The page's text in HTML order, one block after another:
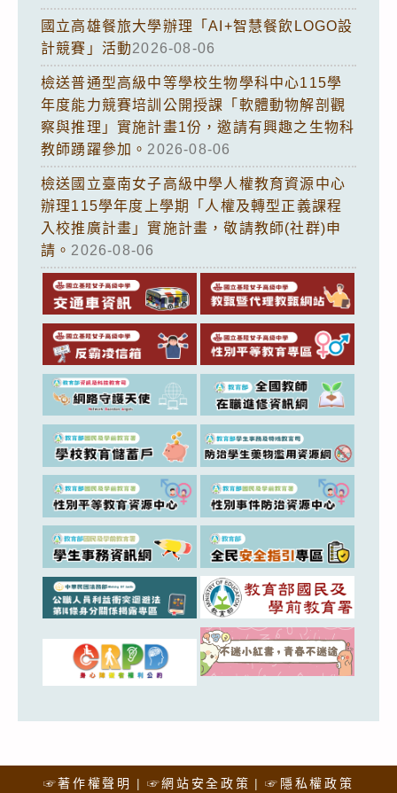
國立高雄餐旅大學辦理「AI+智慧餐飲LOGO設
計競賽」活動2026-08-06
檢送普通型高級中等學校生物學科中心115學
年度能力競賽培訓公開授課「軟體動物解剖觀
察與推理」實施計畫1份，邀請有興趣之生物科
教師踴躍參加。 2026-08-06
檢送國立臺南女子高級中學人權教育資源中心
辦理115學年度上學期「人權及轉型正義課程
入校推廣計畫」實施計畫，敬請教師(社群)申
請。 2026-08-06
☞著作權聲明 ☞網站安全政策 ☞隱私權政策